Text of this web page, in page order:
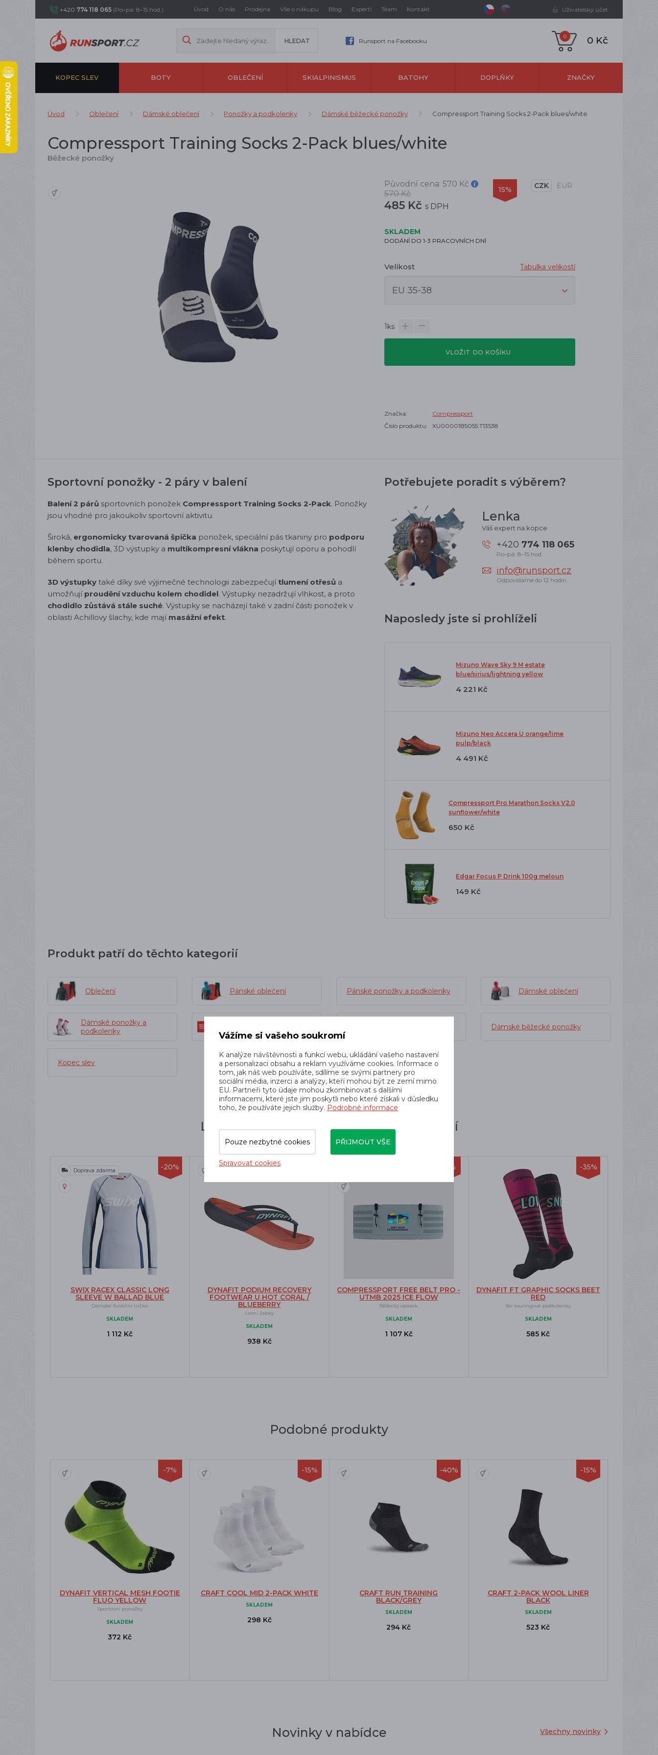
+420 774 118 065 (Po–pá: 8–15 hod.) Úvod O nás Prodejna Vše o nákupu Blog Experti Team Kontakt Uživatelský účet
Runsport na Facebooku
0 0 Kč
KOPEC SLEV BOTY OBLEČENÍ SKIALPINISMUS BATOHY DOPLŇKY ZNAČKY
Úvod Oblečení Dámské oblečení Ponožky a podkolenky Dámské běžecké ponožky Compressport Training Socks 2-Pack blues/white
Compressport Training Socks 2-Pack blues/white
Běžecké ponožky
Původní cena:570 Kč
570 Kč
485 Kč s DPH
15% CZK EUR
SKLADEM
DODÁNÍ DO 1-3 PRACOVNÍCH DNÍ
Velikost Tabulka velikostí
1ks
VLOŽIT DO KOŠÍKU
Značka:
Compressport
Číslo produktu:
XU00001B5055:T13538
Sportovní ponožky - 2 páry v balení
Balení 2 párů sportovních ponožek Compressport Training Socks 2-Pack. Ponožky
jsou vhodné pro jakoukoliv sportovní aktivitu.
Široká, ergonomicky tvarovaná špička ponožek, speciální pás tkaniny pro podporu
klenby chodidla, 3D výstupky a multikompresní vlákna poskytují oporu a pohodlí
během sportu.
3D výstupky také díky své výjimečné technologii zabezpečujítlumení otřesů a
umožňují proudění vzduchu kolem chodidel. Výstupky nezadržují vlhkost, a proto
chodidlo zůstává stále suché. Výstupky se nacházejí také v zadní části ponožek v
oblasti Achillovy šlachy, kde mají masážní efekt.
Potřebujete poradit s výběrem?
Lenka
Váš expert na kopce
+420 774 118 065
Po–pá: 8–15 hod.
info@runsport.cz
Odpovídáme do 12 hodin
Naposledy jste si prohlíželi
Mizuno Wave Sky 9 M estate
blue/sirius/lightning yellow
4 221 Kč
Mizuno Neo Accera U orange/lime
pulp/black
4 491 Kč
Compressport Pro Marathon Socks V2.0
sunflower/white
650 Kč
Edgar Focus P Drink 100g meloun
149 Kč
Produkt patří do těchto kategorií
Oblečení Pánské oblečení Pánské ponožky a podkolenky Dámské oblečení
Dámské ponožky a
podkolenky
Dámské běžecké ponožky
Kopec slev
Lidé k tomuto produktu nejčastěji kupují
-20%
Doprava zdarma
SWIX RACEX CLASSIC LONG
SLEEVE W BALLAD BLUE
Dámské funkční tričko
SKLADEM
1 112 Kč
DYNAFIT PODIUM RECOVERY
FOOTWEAR U HOT CORAL /
BLUEBERRY
Letní žabky
SKLADEM
938 Kč
-7%
COMPRESSPORT FREE BELT PRO -
UTMB 2025 ICE FLOW
Běžecký opasek
SKLADEM
1 107 Kč
-35%
DYNAFIT FT GRAPHIC SOCKS BEET
RED
Ski touringové podkolenky
SKLADEM
585 Kč
Podobné produkty
-7%
DYNAFIT VERTICAL MESH FOOTIE
FLUO YELLOW
Sportovní ponožky
SKLADEM
372 Kč
-15%
CRAFT COOL MID 2-PACK WHITE
SKLADEM
298 Kč
-40%
CRAFT RUN TRAINING
BLACK/GREY
SKLADEM
294 Kč
-15%
CRAFT 2-PACK WOOL LINER
BLACK
SKLADEM
523 Kč
Novinky v nabídce Všechny novinky
Vážíme si vašeho soukromí
K analýze návštěvnosti a funkcí webu, ukládání vašeho nastavení
a personalizaci obsahu a reklam využíváme cookies. Informace o
tom, jak náš web používáte, sdílíme se svými partnery pro
sociální média, inzerci a analýzy, kteří mohou být ze zemí mimo
EU. Partneři tyto údaje mohou zkombinovat s dalšími
informacemi, které jste jim poskytli nebo které získali v důsledku
toho, že používáte jejich služby. Podrobné informace
Pouze nezbytné cookies PŘIJMOUT VŠE
Spravovat cookies